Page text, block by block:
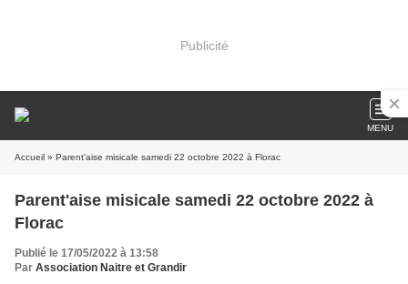
Publicité
MENU
Accueil » Parent'aise misicale samedi 22 octobre 2022 à Florac
Parent'aise misicale samedi 22 octobre 2022 à
Florac
Publié le 17/05/2022 à 13:58
Par Association Naitre et Grandir